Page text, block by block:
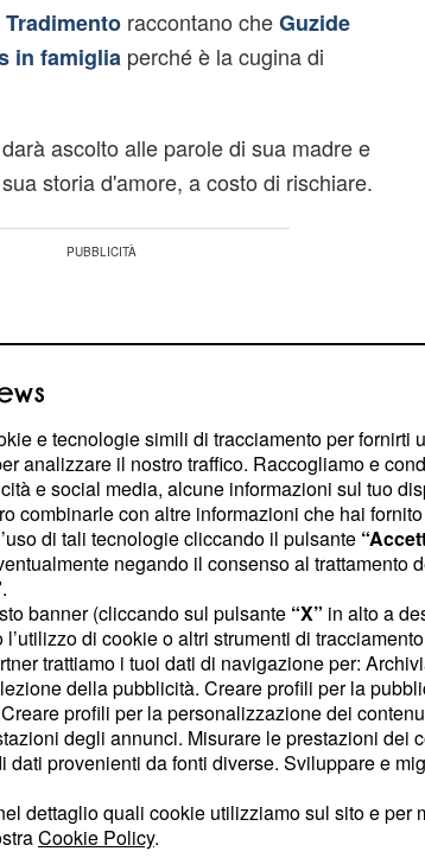
Tradimentoraccontano cheGuzide
in famiglia perché è la cugina di
ascolto alle parole di sua madre e
storia d'amore, a costo di rischiare.
un anello, lo donerà aZelisper farle la
preparerà il matrimonio con l'aiuto di
all'insaputa della sua famiglia.
giorno, Ozan chiederà a Zeynep di
l'abito da sposa che ha comprato
troverannoMesut
e tecnologie simili di tracciamento per
analizzare il nostro traffico. Raccogliamo e
e social media, alcune informazioni sul tuo
combinarle con altre informazioni che hai
di tali tecnologie cliccando il pulsante
negando il consenso al
.
banner (cliccando sul pulsante “X” in alto a
l’utilizzo di cookie o altri strumenti di
trattiamo i tuoi dati di navigazione per:
della pubblicità. Creare profili per la
profili per la personalizzazione dei
degli annunci. Misurare le prestazioni
dati provenienti da fonti diverse. Sviluppare e
dettaglio quali cookie utilizziamo sul sito e
Cookie Policy.